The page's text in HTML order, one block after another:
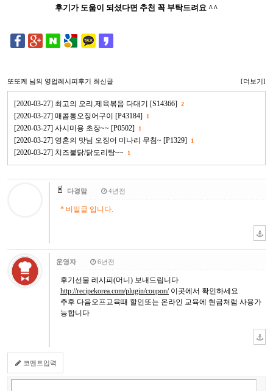
후기가 도움이 되셨다면 추천 꼭 부탁드려요 ^^
또또케 님의 영업레시피후기 최신글 [더보기]
[2020-03-27] 최고의 오리,제육볶음 다대기 [S14366] 2
[2020-03-27] 매콤통오징어구이 [P43184] 1
[2020-03-27] 사시미용 초장~~ [P0502] 1
[2020-03-27] 영혼의 맛님 오징어 미나리 무침~ [P1329] 1
[2020-03-27] 치즈불닭/닭도리탕~~ 1
다경맘 4년전
* 비밀글 입니다.
운영자 6년전
후기선물 레시피(머니) 보내드립니다
http://recipekorea.com/plugin/coupon/이곳에서 확인하세요
추후 다음오프교육때 할인또는 온라인 교육에 현금처럼 사용가
능합니다
코멘트입력